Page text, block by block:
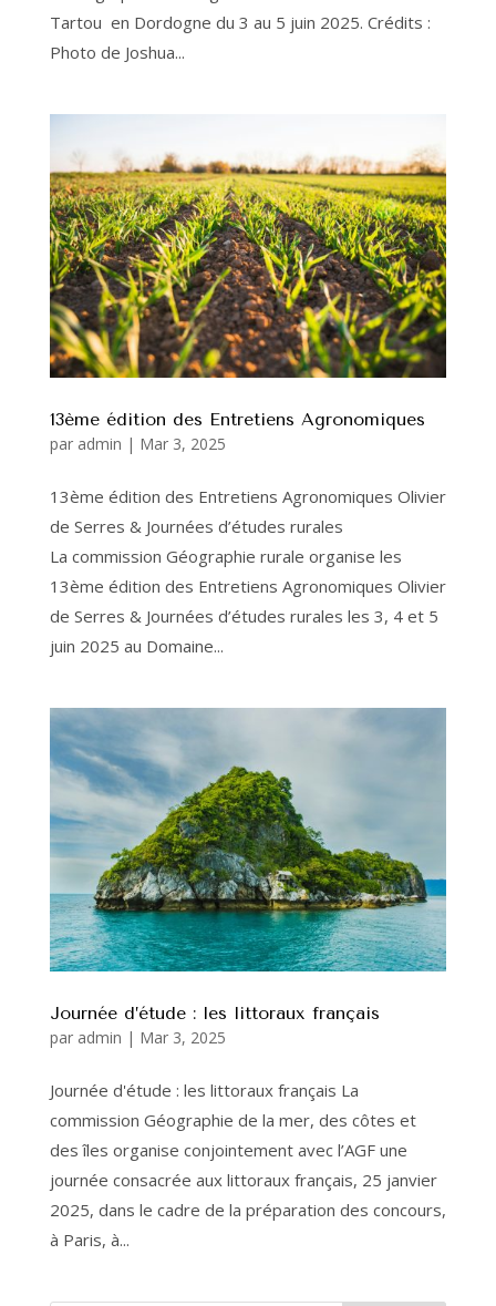
Tartou en Dordogne du 3 au 5 juin 2025. Crédits :
Photo de Joshua...
13ème édition des Entretiens Agronomiques
par admin | Mar 3, 2025
13ème édition des Entretiens Agronomiques Olivier
de Serres & Journées d’études rurales
La commission Géographie rurale organise les
13ème édition des Entretiens Agronomiques Olivier
de Serres & Journées d’études rurales les 3, 4 et 5
juin 2025 au Domaine...
Journée d’étude : les littoraux français
par admin | Mar 3, 2025
Journée d'étude : les littoraux français La
commission Géographie de la mer, des côtes et
des îles organise conjointement avec l’AGF une
journée consacrée aux littoraux français, 25 janvier
2025, dans le cadre de la préparation des concours,
à Paris, à...